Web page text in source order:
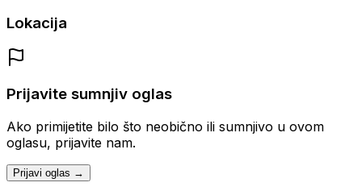
Lokacija
Prijavite sumnjiv oglas
Ako primijetite bilo što neobično ili sumnjivo u ovom
oglasu, prijavite nam.
Prijavi oglas →